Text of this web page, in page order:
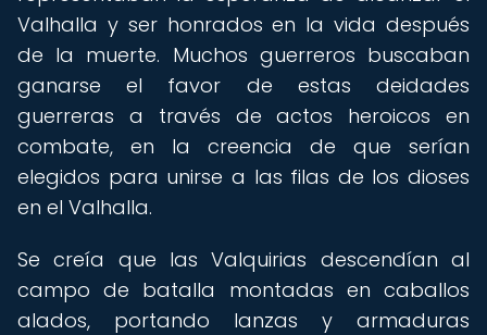
Valhalla y ser honrados en la vida después
de la muerte. Muchos guerreros buscaban
ganarse el favor de estas deidades
guerreras a través de actos heroicos en
combate, en la creencia de que serían
elegidos para unirse a las filas de los dioses
en el Valhalla.
Se creía que las Valquirias descendían al
campo de batalla montadas en caballos
alados, portando lanzas y armaduras